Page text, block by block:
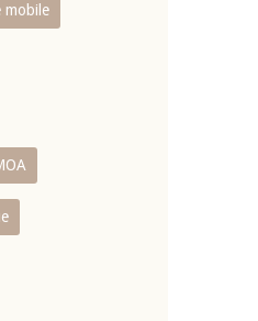
mobile